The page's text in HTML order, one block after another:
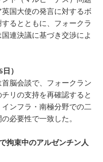
国大使の発言に対するボ
るとともに、フォークラ
連決議に基づき交渉によ
日）
脳会談で、フォークラン
リの支持を再確認すると
ンフラ・南極分野での二
必要性で一致した。
拘束中のアルゼンチン人